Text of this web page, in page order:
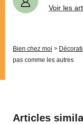
Voir les
Bien chez moi >
pas comme les autres
Articles